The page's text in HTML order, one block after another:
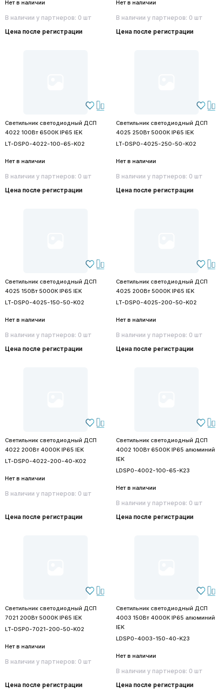
Нет в наличии
В наличии у партнеров: 0 шт
Цена после регистрации
Нет в наличии
В наличии у партнеров: 0 шт
Цена после регистрации
Светильник светодиодный ДСП
4022 100Вт 6500К IP65 IEK
LT-DSP0-4022-100-65-K02
Нет в наличии
В наличии у партнеров: 0 шт
Цена после регистрации
Светильник светодиодный ДСП
4025 250Вт 5000К IP65 IEK
LT-DSP0-4025-250-50-K02
Нет в наличии
В наличии у партнеров: 0 шт
Цена после регистрации
Светильник светодиодный ДСП
4025 150Вт 5000К IP65 IEK
LT-DSP0-4025-150-50-K02
Нет в наличии
В наличии у партнеров: 0 шт
Цена после регистрации
Светильник светодиодный ДСП
4025 200Вт 5000К IP65 IEK
LT-DSP0-4025-200-50-K02
Нет в наличии
В наличии у партнеров: 0 шт
Цена после регистрации
Светильник светодиодный ДСП
4022 200Вт 4000К IP65 IEK
LT-DSP0-4022-200-40-K02
Нет в наличии
В наличии у партнеров: 0 шт
Цена после регистрации
Светильник светодиодный ДСП
4002 100Вт 6500К IP65 алюминий
IEK
LDSP0-4002-100-65-K23
Нет в наличии
В наличии у партнеров: 0 шт
Цена после регистрации
Светильник светодиодный ДСП
7021 200Вт 5000К IP65 IEK
LT-DSP0-7021-200-50-K02
Нет в наличии
В наличии у партнеров: 0 шт
Цена после регистрации
Светильник светодиодный ДСП
4003 150Вт 4000К IP65 алюминий
IEK
LDSP0-4003-150-40-K23
Нет в наличии
В наличии у партнеров: 0 шт
Цена после регистрации